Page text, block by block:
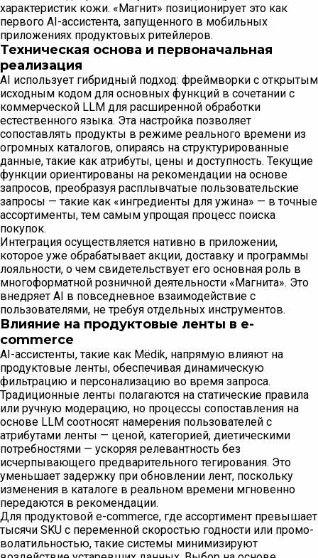
характеристик кожи. «Магнит» позиционирует это как
первого AI-ассистента, запущенного в мобильных
приложениях продуктовых ритейлеров.
Техническая основа и первоначальная
реализация
AI использует гибридный подход: фреймворки с открытым
исходным кодом для основных функций в сочетании с
коммерческой LLM для расширенной обработки
естественного языка. Эта настройка позволяет
сопоставлять продукты в режиме реального времени из
огромных каталогов, опираясь на структурированные
данные, такие как атрибуты, цены и доступность. Текущие
функции ориентированы на рекомендации на основе
запросов, преобразуя расплывчатые пользовательские
запросы — такие как «ингредиенты для ужина» — в точные
ассортименты, тем самым упрощая процесс поиска
покупок.
Интеграция осуществляется нативно в приложении,
которое уже обрабатывает акции, доставку и программы
лояльности, о чем свидетельствует его основная роль в
многоформатной розничной деятельности «Магнита». Это
внедряет AI в повседневное взаимодействие с
пользователями, не требуя отдельных инструментов.
Влияние на продуктовые ленты в e-
commerce
AI-ассистенты, такие как Mёdik, напрямую влияют на
продуктовые ленты, обеспечивая динамическую
фильтрацию и персонализацию во время запроса.
Традиционные ленты полагаются на статические правила
или ручную модерацию, но процессы сопоставления на
основе LLM соотносят намерения пользователей с
атрибутами ленты — ценой, категорией, диетическими
потребностями — ускоряя релевантность без
исчерпывающего предварительного тегирования. Это
уменьшает задержку при обновлении лент, поскольку
изменения в каталоге в реальном времени мгновенно
передаются в рекомендации.
Для продуктовой e-commerce, где ассортимент превышает
тысячи SKU с переменной скоростью годности или промо-
волатильностью, такие системы минимизируют